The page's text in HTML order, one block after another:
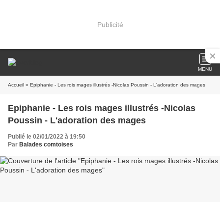
Publicité
MENU
Accueil » Epiphanie - Les rois mages illustrés -Nicolas Poussin - L'adoration des mages
Epiphanie - Les rois mages illustrés -Nicolas
Poussin - L'adoration des mages
Publié le 02/01/2022 à 19:50
Par Balades comtoises